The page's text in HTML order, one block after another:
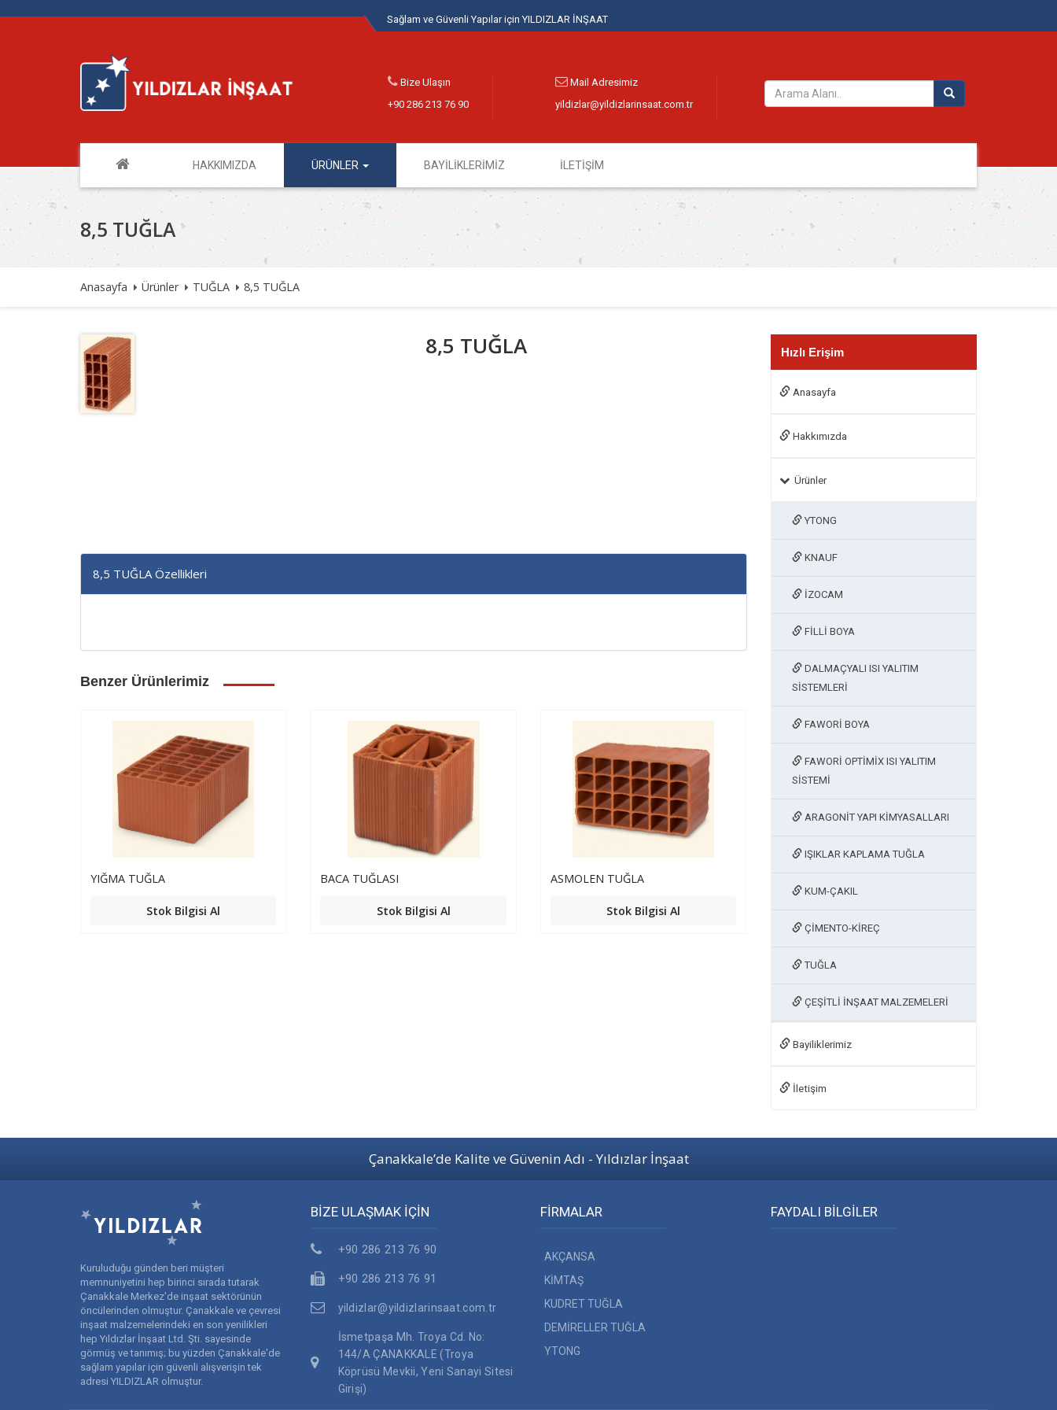
Sağlam ve Güvenli Yapılar için YILDIZLAR İNŞAAT
Bize Ulaşın
+90 286 213 76 90
Mail Adresimiz
yildizlar@yildizlarinsaat.com.tr
HAKKIMIZDA ÜRÜNLER BAYİLİKLERİMİZ İLETİŞİM
8,5 TUĞLA
Anasayfa Ürünler TUĞLA 8,5 TUĞLA
8,5 TUĞLA
8,5 TUĞLA Özellikleri
Benzer Ürünlerimiz
YIĞMA TUĞLA
Stok Bilgisi Al
BACA TUĞLASI
Stok Bilgisi Al
ASMOLEN TUĞLA
Stok Bilgisi Al
Hızlı Erişim
Anasayfa
Hakkımızda
Ürünler
YTONG
KNAUF
İZOCAM
FİLLİ BOYA
DALMAÇYALI ISI YALITIM
SİSTEMLERİ
FAWORİ BOYA
FAWORİ OPTİMİX ISI YALITIM
SİSTEMİ
ARAGONİT YAPI KİMYASALLARI
IŞIKLAR KAPLAMA TUĞLA
KUM-ÇAKIL
ÇİMENTO-KİREÇ
TUĞLA
ÇEŞİTLİ İNŞAAT MALZEMELERİ
Bayiliklerimiz
İletişim
Çanakkale’de Kalite ve Güvenin Adı - Yıldızlar İnşaat
Kuruluduğu günden beri müşteri
memnuniyetini hep birinci sırada tutarak
Çanakkale Merkez'de inşaat sektörünün
öncülerinden olmuştur. Çanakkale ve çevresi
inşaat malzemelerindeki en son yenilikleri
hep Yıldızlar İnşaat Ltd. Şti. sayesinde
görmüş ve tanımış; bu yüzden Çanakkale'de
sağlam yapılar için güvenli alışverişin tek
adresi YILDIZLAR olmuştur.
BİZE ULAŞMAK İÇİN
+90 286 213 76 90
+90 286 213 76 91
yildizlar@yildizlarinsaat.com.tr
İsmetpaşa Mh. Troya Cd. No:
144/A ÇANAKKALE (Troya
Köprüsü Mevkii, Yeni Sanayi Sitesi
Girişi)
FİRMALAR
AKÇANSA
KİMTAŞ
KUDRET TUĞLA
DEMİRELLER TUĞLA
YTONG
FAYDALI BİLGİLER